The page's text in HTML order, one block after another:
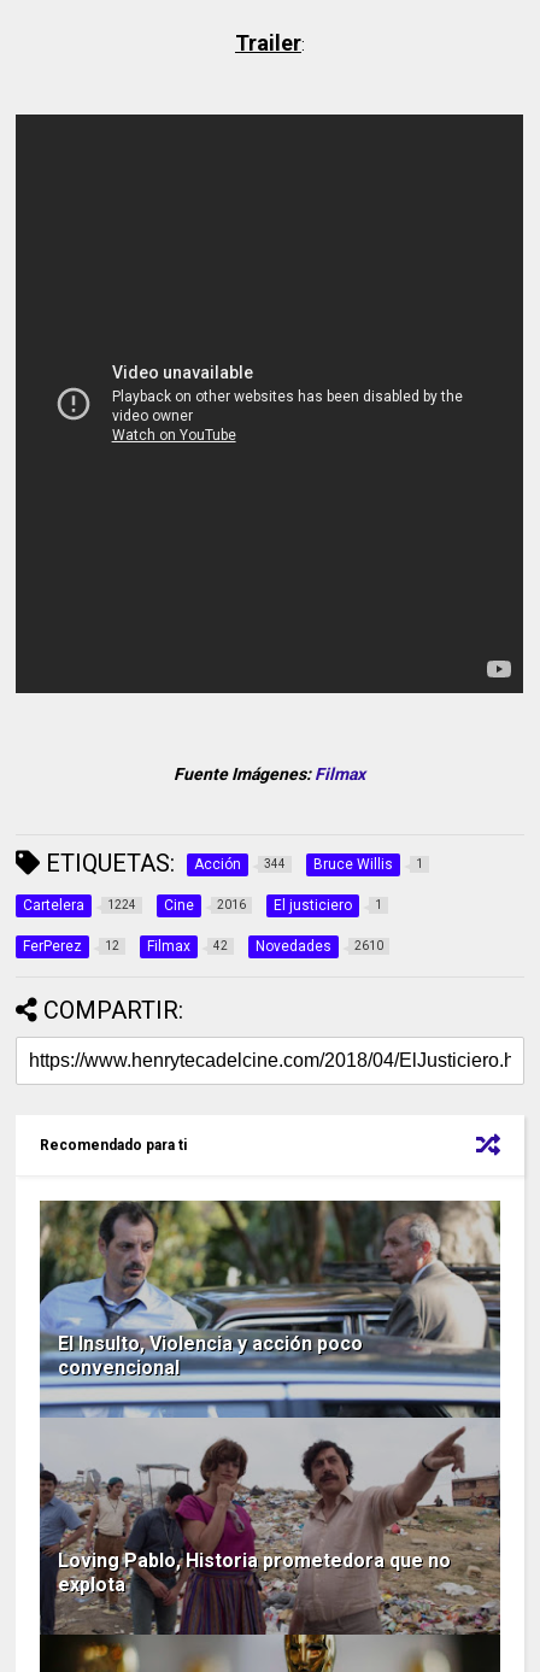
Trailer:
Fuente Imágenes:Filmax
ETIQUETAS: Acción 344 Bruce Willis 1
Cartelera 1224 Cine 2016 El justiciero 1
FerPerez 12 Filmax 42 Novedades 2610
COMPARTIR:
Recomendado para ti
El Insulto, Violencia y acción poco
convencional
Loving Pablo, Historia prometedora que no
explota